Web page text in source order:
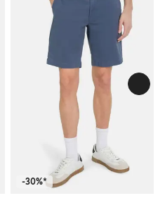
-30%*